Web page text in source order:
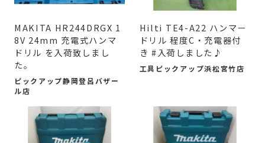
MAKITA HR244DRGX 1
8V 24mm 充電式ハンマ
ドリル を入荷致しまし
た。
ピックアップ静岡登呂バザー
ル店
Hilti TE4-A22 ハンマー
ドリル 程度C・充電器付
き #入荷しました♪
工具ピックアップ浜松宮竹店